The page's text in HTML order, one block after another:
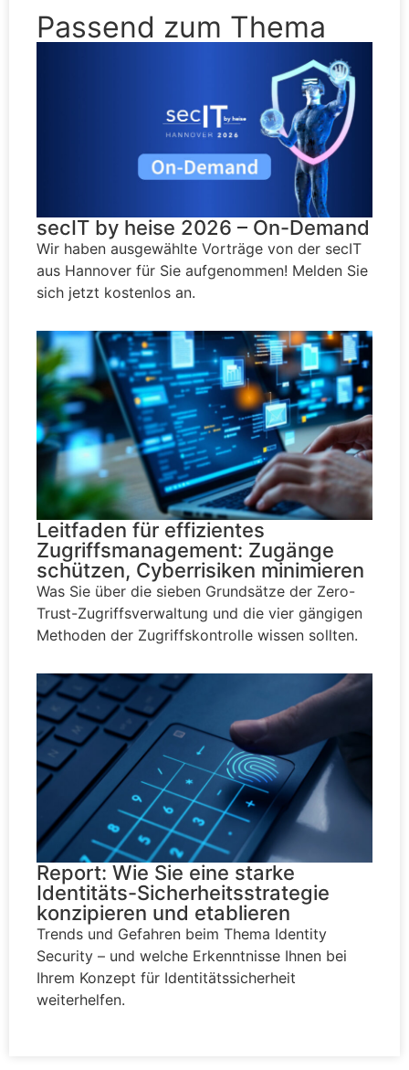
Passend zum Thema
secIT by heise 2026 – On-Demand
Wir haben ausgewählte Vorträge von der secIT
aus Hannover für Sie aufgenommen! Melden Sie
sich jetzt kostenlos an.
Leitfaden für effizientes
Zugriffsmanagement: Zugänge
schützen, Cyberrisiken minimieren
Was Sie über die sieben Grundsätze der Zero-
Trust-Zugriffsverwaltung und die vier gängigen
Methoden der Zugriffskontrolle wissen sollten.
Report: Wie Sie eine starke
Identitäts-Sicherheitsstrategie
konzipieren und etablieren
Trends und Gefahren beim Thema Identity
Security – und welche Erkenntnisse Ihnen bei
Ihrem Konzept für Identitätssicherheit
weiterhelfen.